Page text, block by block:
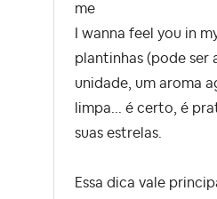
me
I wanna feel you in
plantinhas (pode ser
unidade, um aroma
limpa... é certo, é
suas estrelas.
Essa dica vale